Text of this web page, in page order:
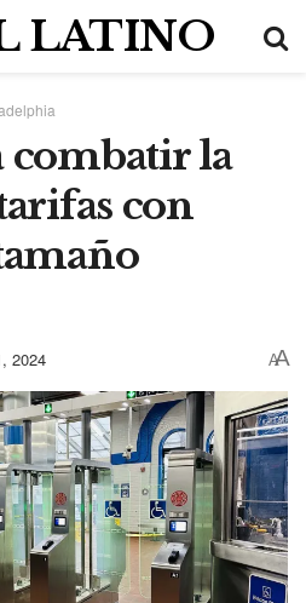
LATINO
combatir la
con
2024 AA